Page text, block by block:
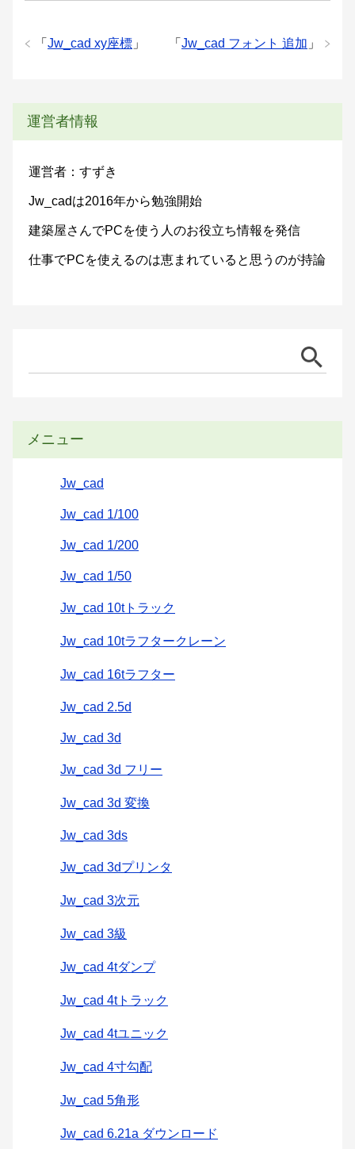
「 Jw_cad フォント 追加 」
「 Jw_cad xy座標 」
運営者情報
運営者：すずき
Jw_cadは2016年から勉強開始
建築屋さんでPCを使う人のお役立ち情報を発信
仕事でPCを使えるのは恵まれていると思うのが持論
メニュー
Jw_cad
Jw_cad 1/100
Jw_cad 1/200
Jw_cad 1/50
Jw_cad 10tトラック
Jw_cad 10tラフタークレーン
Jw_cad 16tラフター
Jw_cad 2.5d
Jw_cad 3d
Jw_cad 3d フリー
Jw_cad 3d 変換
Jw_cad 3ds
Jw_cad 3dプリンタ
Jw_cad 3次元
Jw_cad 3級
Jw_cad 4tダンプ
Jw_cad 4tトラック
Jw_cad 4tユニック
Jw_cad 4寸勾配
Jw_cad 5角形
Jw_cad 6.21a ダウンロード